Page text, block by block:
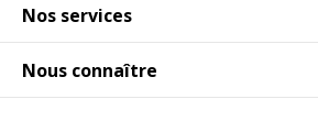
Nos services
Nous connaître